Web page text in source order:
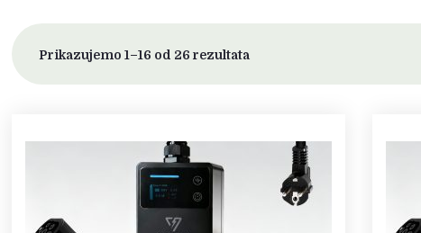
Prikazujemo 1–16 od 26 rezultata